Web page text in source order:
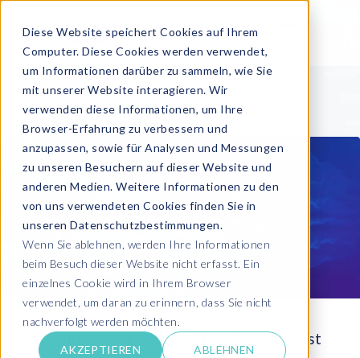
Diese Website speichert Cookies auf Ihrem
Computer. Diese Cookies werden verwendet,
um Informationen darüber zu sammeln, wie Sie
mit unserer Website interagieren. Wir
verwenden diese Informationen, um Ihre
Browser-Erfahrung zu verbessern und
anzupassen, sowie für Analysen und Messungen
zu unseren Besuchern auf dieser Website und
anderen Medien. Weitere Informationen zu den
von uns verwendeten Cookies finden Sie in
unseren Datenschutzbestimmungen.
Wenn Sie ablehnen, werden Ihre Informationen
beim Besuch dieser Website nicht erfasst. Ein
einzelnes Cookie wird in Ihrem Browser
verwendet, um daran zu erinnern, dass Sie nicht
nachverfolgt werden möchten.
AKZEPTIEREN ABLEHNEN
Payroll Outsourcing im öffentlichen Dienst